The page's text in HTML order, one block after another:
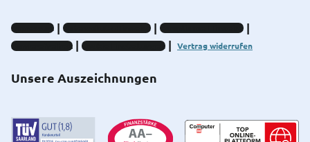
Unsere Auszeichnungen
Impressum Datenschutz-Hinweise
Compliance-Hinweise
Barrierefreiheit
Cookie-Einstellungen Vertrag widerrufen